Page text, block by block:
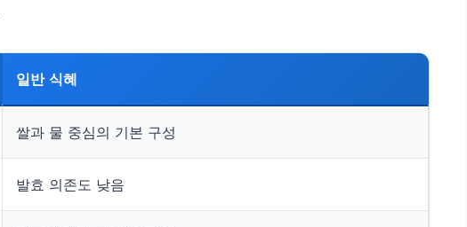
일반 식혜
쌀과 물 중심의 기본 구성
발효 의존도 낮음